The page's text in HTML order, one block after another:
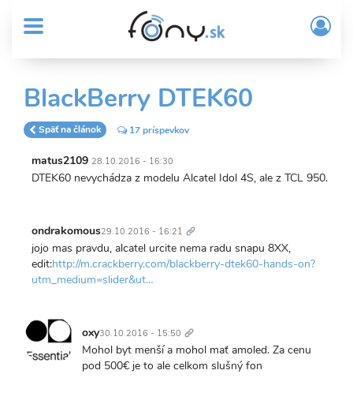
obsah
MENU
Sub
Header
menu
User
account
menu
/
BlackBerry DTEK60
Späť na článok 17 príspevkov
matus2109 28.10.2016 - 16:30
DTEK60 nevychádza z modelu Alcatel Idol 4S, ale z TCL 950.
ondrakomous29.10.2016 - 16:21 odkaz
jojo mas pravdu, alcatel urcite nema radu snapu 8XX,
edit:http://m.crackberry.com/blackberry-dtek60-hands-on?
utm_medium=slider&ut…
oxy30.10.2016 - 15:50 odkaz
Mohol byt menší a mohol mať amoled. Za cenu
pod 500€ je to ale celkom slušný fon